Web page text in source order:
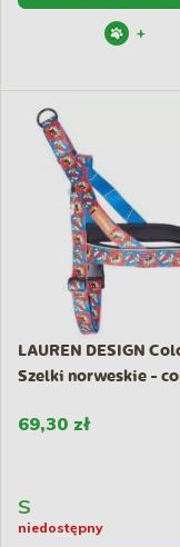
+
LAUREN DESIGN
Szelki norweskie -
69,30 zł
S
niedostępny